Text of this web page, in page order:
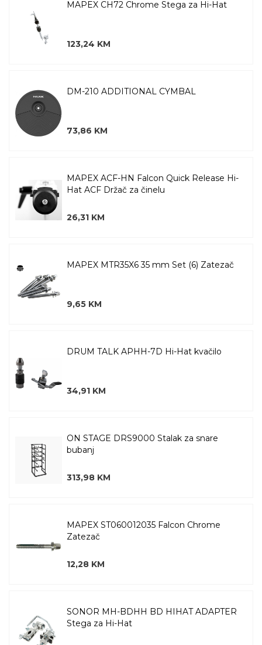
MAPEX CH72 Chrome Stega za Hi-Hat
123,24 KM
DM-210 ADDITIONAL CYMBAL
73,86 KM
MAPEX ACF-HN Falcon Quick Release Hi-
Hat ACF Držač za činelu
26,31 KM
MAPEX MTR35X6 35 mm Set (6) Zatezač
9,65 KM
DRUM TALK APHH-7D Hi-Hat kvačilo
34,91 KM
ON STAGE DRS9000 Stalak za snare
bubanj
313,98 KM
MAPEX ST060012035 Falcon Chrome
Zatezač
12,28 KM
SONOR MH-BDHH BD HIHAT ADAPTER
Stega za Hi-Hat